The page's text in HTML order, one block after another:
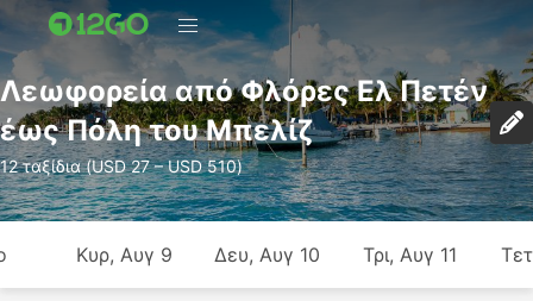
Λεωφορεία από Φλόρες Ελ Πετέν
έως Πόλη του Μπελίζ
12 ταξίδια (USD 27 – USD 510)
Κυρ, Αυγ 9 Δευ, Αυγ 10 Τρι, Αυγ 11